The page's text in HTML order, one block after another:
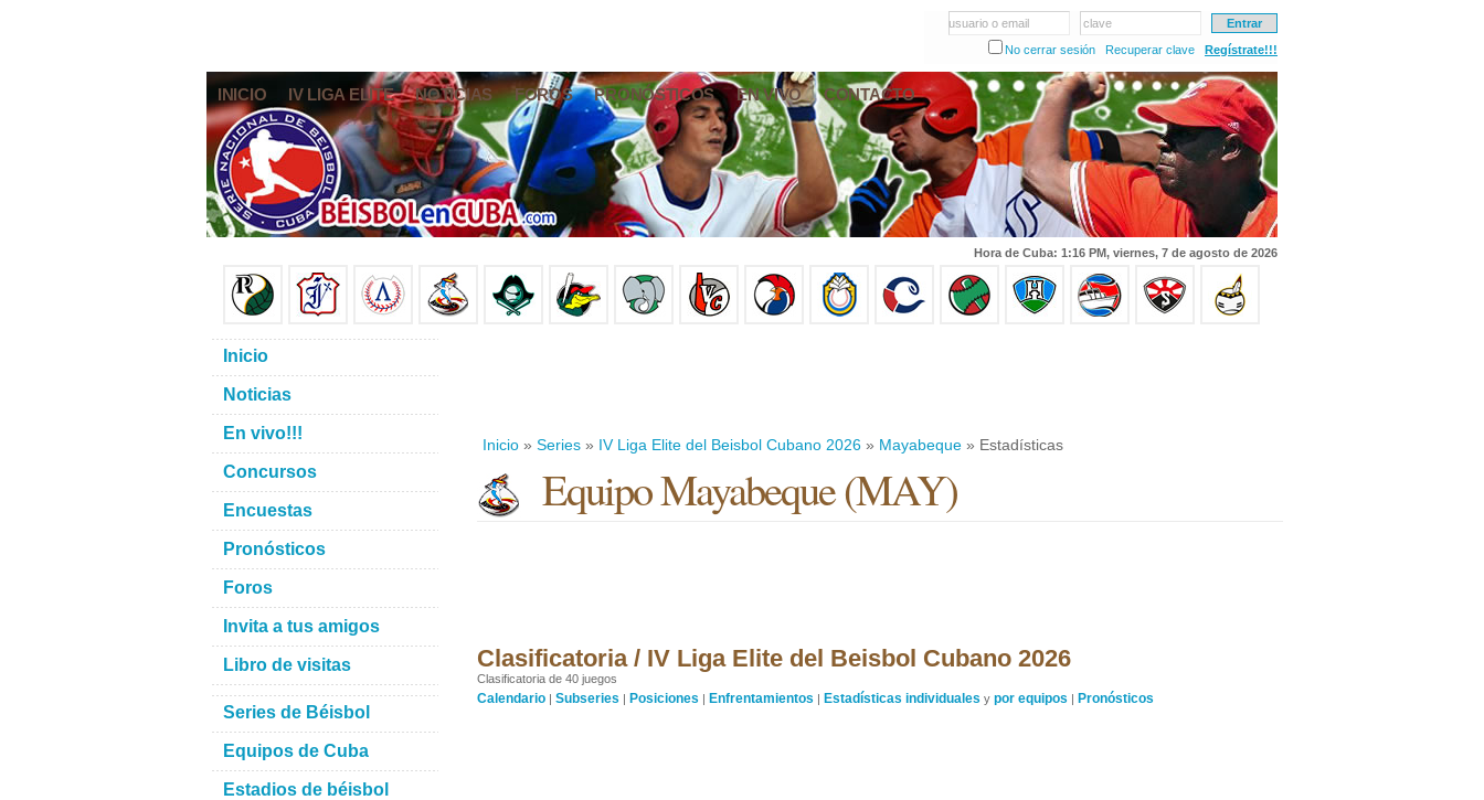
usuario o email
clave
No cerrar sesión
Recuperar clave Regístrate!!!
INICIO IV LIGA ELITE NOTICIAS FOROS PRONÓSTICOS EN VIVO CONTACTO
Hora de Cuba: 1:16 PM, viernes, 7 de agosto de 2026
Inicio » Series » IV Liga Elite del Beisbol Cubano 2026 » Mayabeque » Estadísticas
Equipo Mayabeque (MAY)
Clasificatoria / IV Liga Elite del Beisbol Cubano 2026
Clasificatoria de 40 juegos
Calendario | Subseries | Posiciones | Enfrentamientos | Estadísticas individuales y por equipos | Pronósticos
Inicio
Noticias
En vivo!!!
Concursos
Encuestas
Pronósticos
Foros
Invita a tus amigos
Libro de visitas
Series de Béisbol
Equipos de Cuba
Estadios de béisbol